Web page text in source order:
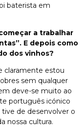
baterista em
a trabalhar
E depois como
dos vinhos?
claramente estou
sem qualquer
deve-se muito ao
português icónico
tive de desenvolver o
nossa cultura.